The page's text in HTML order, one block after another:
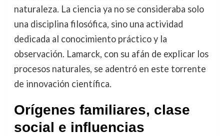
naturaleza. La ciencia ya no se consideraba solo
una disciplina filosófica, sino una actividad
dedicada al conocimiento práctico y la
observación. Lamarck, con su afán de explicar los
procesos naturales, se adentró en este torrente
de innovación científica.
Orígenes familiares, clase
social e influencias